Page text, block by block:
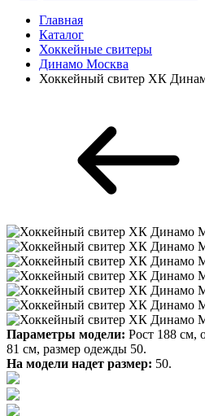
Главная
Каталог
Хоккейные свитеры
Динамо Москва
Хоккейный свитер ХК
Параметры модели: Рост 188 см,
81 см, размер одежды 50.
На модели надет размер: 50.